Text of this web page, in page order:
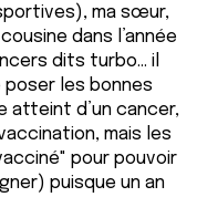
ma sœur,
dans l’année
dits turbo… il
les bonnes
atteint d’un cancer,
mais les
pour pouvoir
puisque un an